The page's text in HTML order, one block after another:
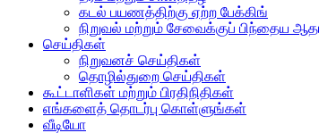
கடல் பயணத்திற்கு ஏற்ற பேக்கிங்
நிறுவல் மற்றும் சேவைக்குப் பிந்தைய
செய்திகள்
நிறுவனச் செய்திகள்
தொழில்துறை செய்திகள்
கூட்டாளிகள் மற்றும் பிரதிநிதிகள்
எங்களைத் தொடர்பு கொள்ளுங்கள்
வீடியோ